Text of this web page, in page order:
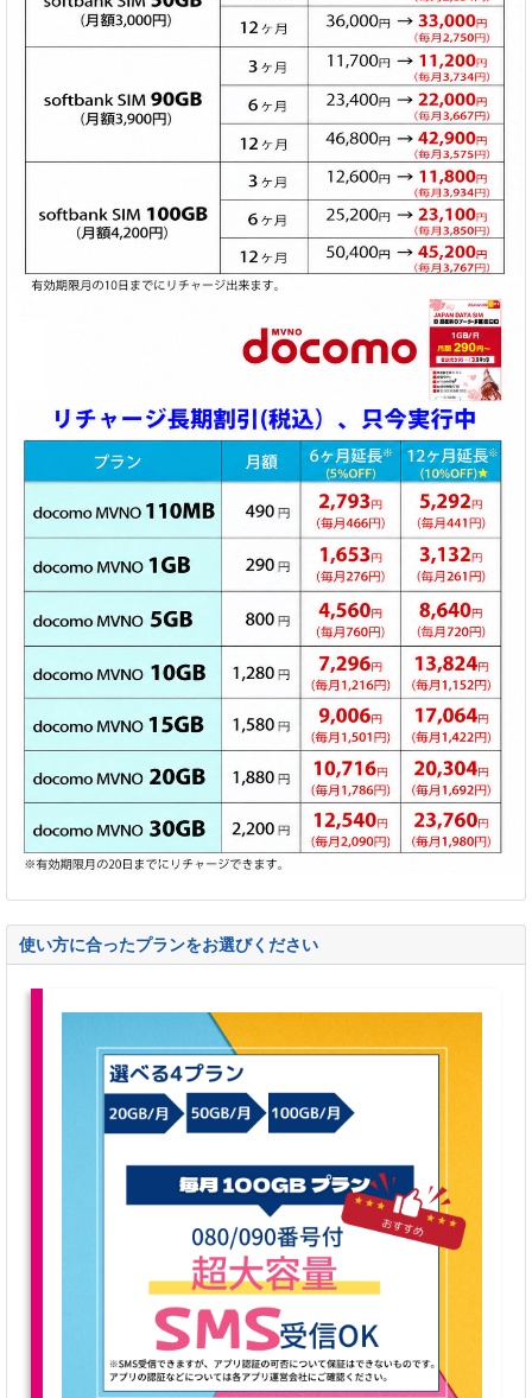
使い方に合ったプランをお選びください